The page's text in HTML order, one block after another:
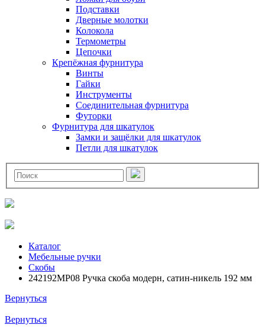
Подставки
Дверные молотки
Колокола
Термометры
Цепочки
Крепёжная фурнитура
Винты
Гайки
Инструменты
Соединительная фурнитура
Футорки
Фурнитура для шкатулок
Замки и защёлки для шкатулок
Петли для шкатулок
Каталог
Мебельные ручки
Скобы
242192MP08 Ручка скоба модерн, сатин-никель 192 мм
Вернуться
Вернуться